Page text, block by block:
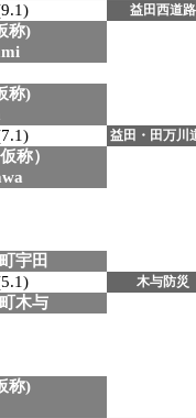
益田西道路
称)
称)
益田・田万川
称）
宇田
木与防災
木与
称)